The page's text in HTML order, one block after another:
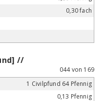
0,30 fach
//
044 von 169
1 Civilpfund 64 Pfennig
0,13 Pfennig